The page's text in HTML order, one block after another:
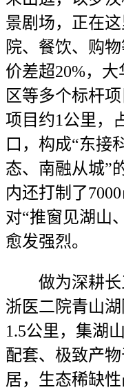
景剧场，正在
院、餐饮、购
价差超20%，
区等多个标杆
项目约1公里，
口，构成“东接
态、南融从城”
内还打制了
对“推窗见湖山
愈发强烈。
做为深耕长
浙医二院青山
1.5公里，集湖
配套、极致产
居，生态稀缺